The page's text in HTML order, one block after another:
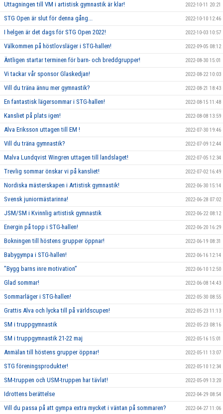
Uttagningen till VM i artistisk gymnastik är klar! 2022-10-11 20:21
STG Open är slut för denna gång... 2022-10-10 12:46
I helgen är det dags för STG Open 2022! 2022-10-03 10:57
Välkommen på höstlovsläger i STG-hallen! 2022-09-05 08:12
Äntligen startar terminen för barn- och breddgrupper! 2022-08-30 15:01
Vi tackar vår sponsor Glaskedjan! 2022-08-22 10:03
Vill du träna ännu mer gymnastik? 2022-08-21 18:43
En fantastisk lägersommar i STG-hallen! 2022-08-15 11:48
Kansliet på plats igen! 2022-08-08 13:59
Alva Eriksson uttagen till EM ! 2022-07-30 19:46
Vill du träna gymnastik? 2022-07-09 12:44
Malva Lundqvist Wingren uttagen till landslaget! 2022-07-05 12:34
Trevlig sommar önskar vi på kansliet! 2022-07-02 16:49
Nordiska mästerskapen i Artistisk gymnastik! 2022-06-30 15:14
Svensk juniormästarinna! 2022-06-28 07:02
JSM/SM i Kvinnlig artistisk gymnastik 2022-06-22 08:12
Energin på topp i STG-hallen! 2022-06-20 16:29
Bokningen till höstens grupper öppnar! 2022-06-19 08:31
Babygympa i STG-hallen! 2022-06-16 12:14
”Bygg barns inre motivation” 2022-06-10 12:50
Glad sommar! 2022-06-08 14:43
Sommarläger i STG-hallen! 2022-05-30 08:55
Grattis Alva och lycka till på världscupen! 2022-05-23 11:13
SM i truppgymnastik 2022-05-23 08:16
SM i truppgymnastik 21-22 maj 2022-05-16 15:01
Anmälan till höstens grupper öppnar! 2022-05-11 13:07
STG föreningsprodukter! 2022-05-10 12:34
SM-truppen och USM-truppen har tävlat! 2022-05-09 13:20
Idrottens berättelse 2022-04-29 08:54
Vill du passa på att gympa extra mycket i väntan på sommaren? 2022-04-27 11:06